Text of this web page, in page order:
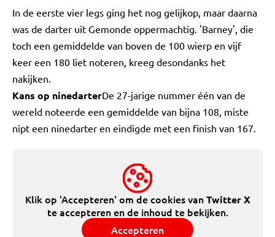
In de eerste vier legs ging het nog gelijkop, maar daarna
was de darter uit Gemonde oppermachtig. 'Barney', die
toch een gemiddelde van boven de 100 wierp en vijf
keer een 180 liet noteren, kreeg desondanks het
nakijken.
Kans op ninedarterDe 27-jarige nummer één van de
wereld noteerde een gemiddelde van bijna 108, miste
nipt een ninedarter en eindigde met een finish van 167.
Klik op 'Accepteren' om de cookies vanTwitter X
te accepteren en de inhoud te bekijken.
Accepteren